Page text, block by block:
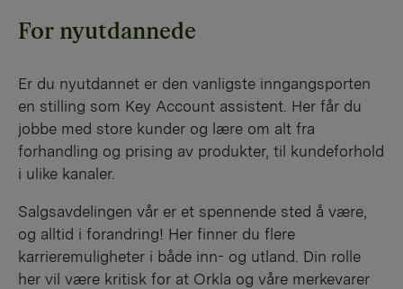
For nyutdannede
Er du nyutdannet er den vanligste inngangsporten
en stilling som Key Account assistent. Her får du
jobbe med store kunder og lære om alt fra
forhandling og prising av produkter, til kundeforhold
i ulike kanaler.
Salgsavdelingen vår er et spennende sted å være,
og alltid i forandring! Her finner du flere
karrieremuligheter i både inn- og utland. Din rolle
her vil være kritisk for at Orkla og våre merkevarer